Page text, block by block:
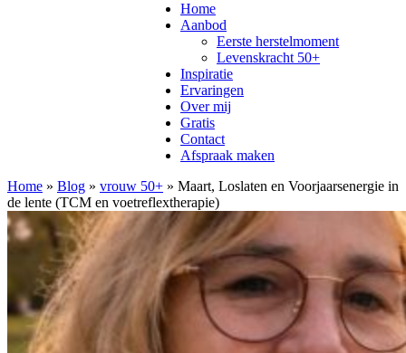
Home
Aanbod
Eerste herstelmoment
Levenskracht 50+
Inspiratie
Ervaringen
Over mij
Gratis
Contact
Afspraak maken
Home » Blog » vrouw 50+ » Maart, Loslaten en Voorjaarsenergie in
de lente (TCM en voetreflextherapie)